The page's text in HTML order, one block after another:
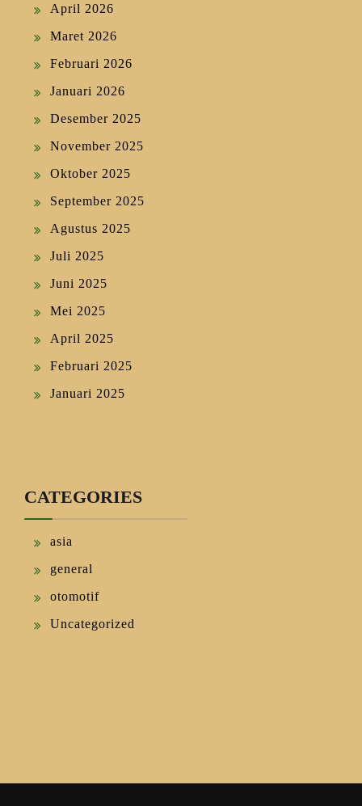
April 2026
Maret 2026
Februari 2026
Januari 2026
Desember 2025
November 2025
Oktober 2025
September 2025
Agustus 2025
Juli 2025
Juni 2025
Mei 2025
April 2025
Februari 2025
Januari 2025
CATEGORIES
asia
general
otomotif
Uncategorized